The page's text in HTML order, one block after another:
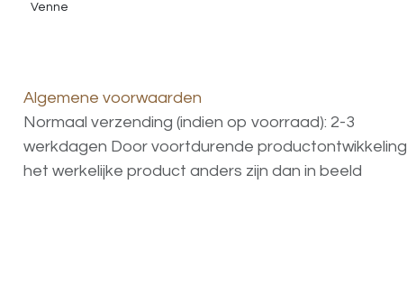
Venne
Algemene voorwaarden
Normaal verzending (indien op voorraad): 2-3
werkdagen Door voortdurende productontwikkeling
het werkelijke product anders zijn dan in beeld